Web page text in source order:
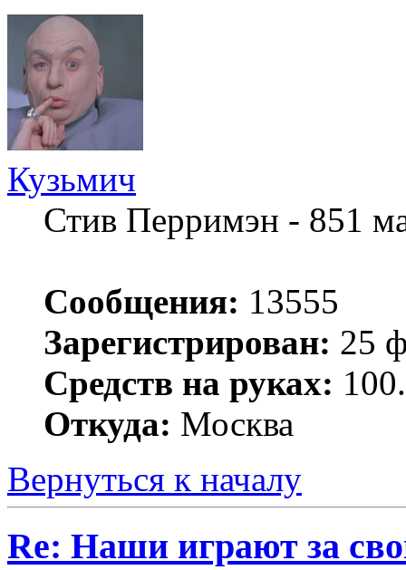
Кузьмич
Стив Перримэн - 851
Сообщения: 13555
Зарегистрирован: 25
Средств на руках:
Откуда: Москва
Вернуться к началу
Re: Наши играют за